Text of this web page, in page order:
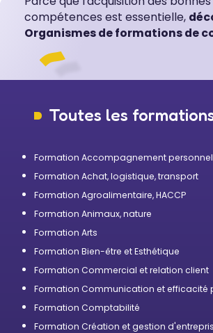
compétences est essentielle,
Organismes de formations de
Toutes les
Formation Accompagnement personnel
Formation Achat, logistique, transport
Formation Agroalimentaire, HACCP
Formation Animaux, nature
Formation Arts
Formation Bien-être et Esthétique
Formation Commercial et relation client
Formation Communication et efficacité
Formation Comptabilité
Formation Création et gestion